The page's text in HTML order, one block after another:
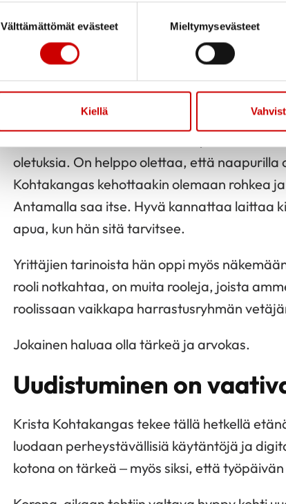
Välttämättömät evästeet
Mieltymysevästeet
Kiellä
Kohtakangas sanoo, että me rakastamme
– Olen joskus leikitellyt ajatuksella, että jos
keskelle omat ongelmamme, ottaisimme ne
oletuksia. On helppo olettaa, että naapurilla
Kohtakangas kehottaakin olemaan rohkea
Antamalla saa itse. Hyvä kannattaa laittaa
apua, kun hän sitä tarvitsee.
Yrittäjien tarinoista hän oppi myös
rooli notkahtaa, on muita rooleja, joista
roolissaan vaikkapa harrastusryhmän
Jokainen haluaa olla tärkeä ja arvokas.
Uudistuminen on
Krista Kohtakangas tekee tällä hetkellä
luodaan perheystävällisiä käytäntöjä ja
kotona on tärkeä – myös siksi, että